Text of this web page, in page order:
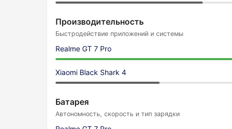
Производительность
Быстродействие приложений и системы
Realme GT 7 Pro
Xiaomi Black Shark 4
Батарея
Автономность, скорость и тип зарядки